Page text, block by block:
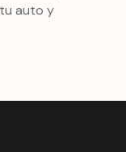
auto y